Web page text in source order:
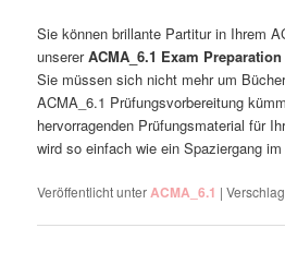
Sie können brillante Partitur in Ihrem
unsererACMA_6.1 Exam
Sie müssen sich nicht mehr um
ACMA_6.1 Prüfungsvorbereitung
hervorragenden Prüfungsmaterial für
wird so einfach wie ein Spaziergang
Veröffentlicht unterACMA_6.1 |